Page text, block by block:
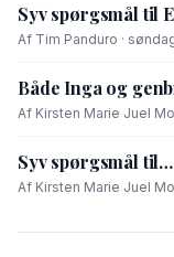
Syv spørgsmål til
Af Tim Panduro ·
Både Inga og
Af Kirsten Marie Juel
Syv spørgsmål til…
Af Kirsten Marie Juel